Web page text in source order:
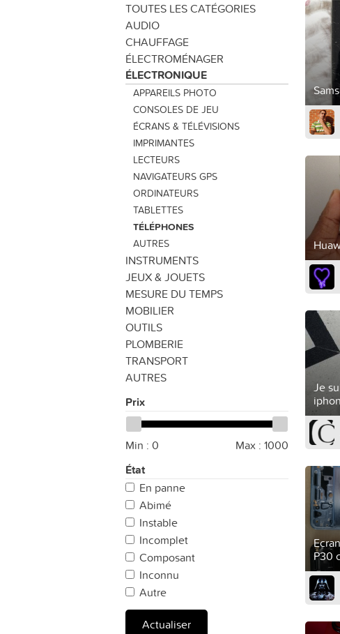
TOUTES LES CATÉGORIES
AUDIO
CHAUFFAGE
ÉLECTROMÉNAGER
ÉLECTRONIQUE
APPAREILS PHOTO
CONSOLES DE JEU
ÉCRANS & TÉLÉVISIONS
IMPRIMANTES
LECTEURS
NAVIGATEURS GPS
ORDINATEURS
TABLETTES
TÉLÉPHONES
AUTRES
INSTRUMENTS
JEUX & JOUETS
MESURE DU TEMPS
MOBILIER
OUTILS
PLOMBERIE
TRANSPORT
AUTRES
Prix
Min : 0 Max : 1000
État
En panne
Abimé
Instable
Incomplet
Composant
Inconnu
Autre
Actualiser
Je
P30